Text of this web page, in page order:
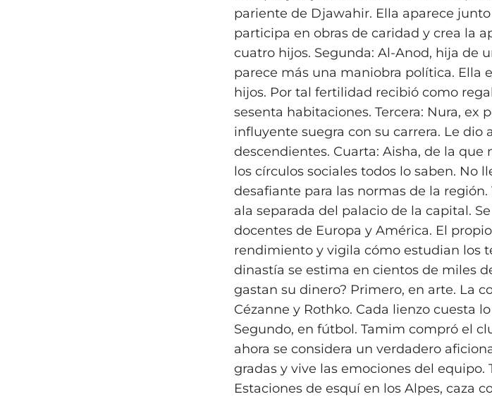
pariente de Djawahir. Ella aparece
participa en obras de caridad y crea la
cuatro hijos. Segunda: Al-Anod, hija de
parece más una maniobra política. Ella
hijos. Por tal fertilidad recibió como
sesenta habitaciones. Tercera: Nura, ex
influyente suegra con su carrera. Le dio
descendientes. Cuarta: Aisha, de la
los círculos sociales todos lo saben. No
desafiante para las normas de la
ala separada del palacio de la capital.
docentes de Europa y América. El
rendimiento y vigila cómo estudian los
dinastía se estima en cientos de miles
gastan su dinero? Primero, en arte. La
Cézanne y Rothko. Cada lienzo cuesta
Segundo, en fútbol. Tamim compró el
ahora se considera un verdadero
gradas y vive las emociones del
Estaciones de esquí en los Alpes, caza